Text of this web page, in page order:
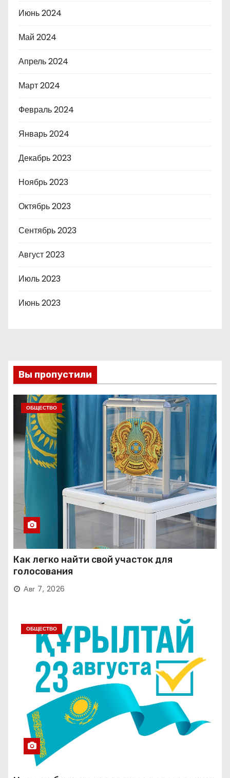
Июнь 2024
Май 2024
Апрель 2024
Март 2024
Февраль 2024
Январь 2024
Декабрь 2023
Ноябрь 2023
Октябрь 2023
Сентябрь 2023
Август 2023
Июль 2023
Июнь 2023
Вы пропустили
ОБЩЕСТВО
Как легко найти свой участок для
голосования
Авг 7, 2026
ОБЩЕСТВО